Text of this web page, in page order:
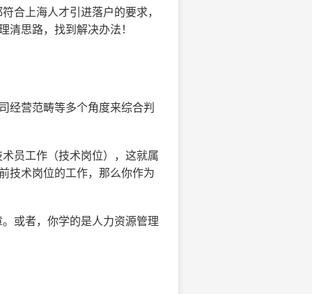
合上海人才引进落户的要求，
清思路，找到解决办法！
经营范畴等多个角度来综合判
员工作（技术岗位），这就属
技术岗位的工作，那么你作为
或者，你学的是人力资源管理